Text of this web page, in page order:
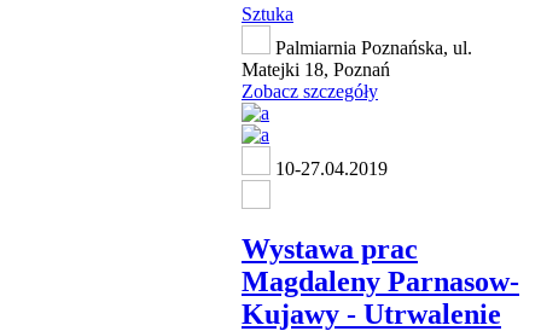
Sztuka
Palmiarnia Poznańska, ul.
Matejki 18, Poznań
Zobacz szczegóły
10-27.04.2019
Wystawa prac
Magdaleny Parnasow-
Kujawy - Utrwalenie